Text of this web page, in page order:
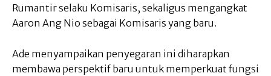
Rumantir selaku Komisaris, sekaligus mengangkat
Aaron Ang Nio sebagai Komisaris yang baru.
Ade menyampaikan penyegaran ini diharapkan
membawa perspektif baru untuk memperkuat fungsi